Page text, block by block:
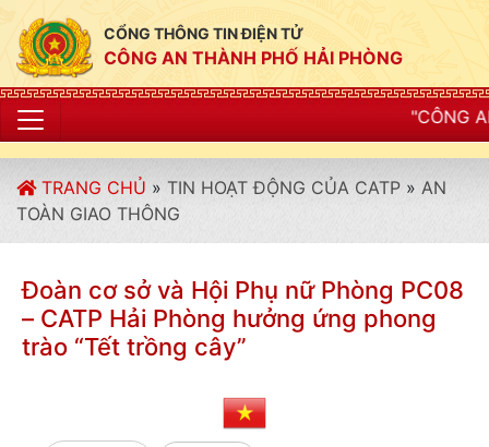
CỔNG THÔNG TIN ĐIỆN TỬ
CÔNG AN THÀNH PHỐ HẢI PHÒNG
"CÔNG AN THÀNH PHỐ
TRANG CHỦ » TIN HOẠT ĐỘNG CỦA CATP » AN
TOÀN GIAO THÔNG
Đoàn cơ sở và Hội Phụ nữ Phòng PC08
– CATP Hải Phòng hưởng ứng phong
trào “Tết trồng cây”